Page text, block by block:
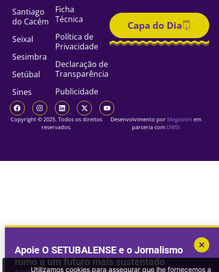
Santiago
do Cacém
Seixal
Sesimbra
Setúbal
Sines
Ficha
Técnica
Política de
Privacidade
Declaração de
Transparência
Publicidade
Capa do Dia
Copyright © 2025. Todos os direitos
reservados.
Desenvolvimento por Megasites em
parceria com DWSI
Utilizamos cookies para assegurar que lhe fornecemos a
Apoie O SETUBALENSE e o Jornalismo
rumo a um futuro mais sustentado